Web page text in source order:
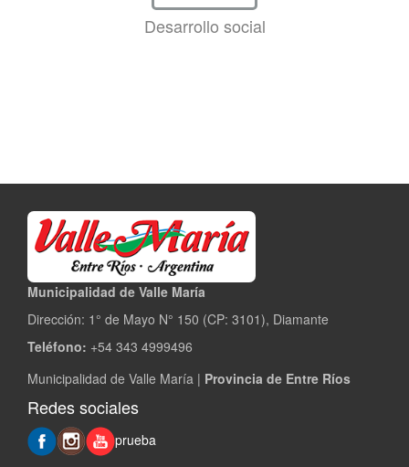
Desarrollo social
Municipalidad de Valle María
Dirección: 1° de Mayo N° 150 (CP: 3101), Diamante
Teléfono: +54 343 4999496
Municipalidad de Valle María | Provincia de Entre Ríos
Redes sociales
prueba